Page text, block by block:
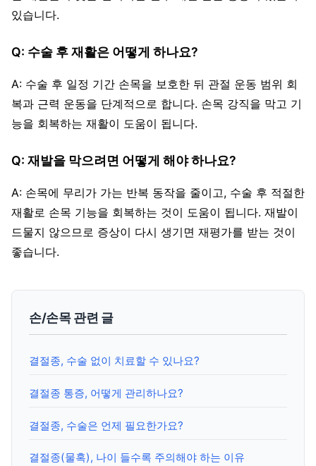
있습니다.
Q: 수술 후 재활은 어떻게 하나요?
A: 수술 후 일정 기간 손목을 보호한 뒤 관절 운동 범위 회
복과 근력 운동을 단계적으로 합니다. 손목 강직을 막고 기
능을 회복하는 재활이 도움이 됩니다.
Q: 재발을 막으려면 어떻게 해야 하나요?
A: 손목에 무리가 가는 반복 동작을 줄이고, 수술 후 적절한
재활로 손목 기능을 회복하는 것이 도움이 됩니다. 재발이
드물지 않으므로 증상이 다시 생기면 재평가를 받는 것이
좋습니다.
손/손목 관련 글
결절종, 수술 없이 치료할 수 있나요?
결절종 통증, 어떻게 관리하나요?
결절종, 수술은 언제 필요한가요?
결절종(물혹), 나이 들수록 주의해야 하는 이유